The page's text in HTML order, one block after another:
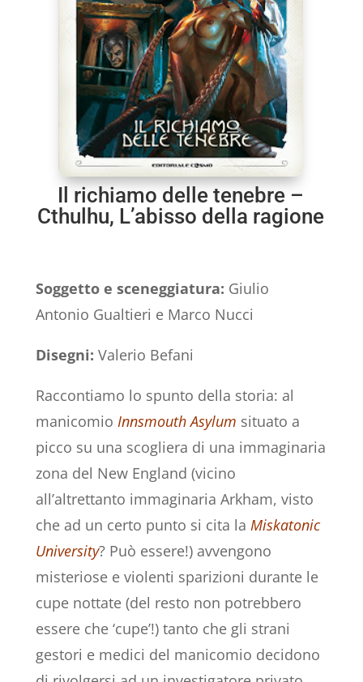
Il richiamo delle tenebre –
Cthulhu, L’abisso della ragione
Soggetto e sceneggiatura: Giulio
Antonio Gualtieri e Marco Nucci
Disegni: Valerio Befani
Raccontiamo lo spunto della storia: al
manicomio Innsmouth Asylum situato a
picco su una scogliera di una immaginaria
zona del New England (vicino
all’altrettanto immaginaria Arkham, visto
che ad un certo punto si cita la Miskatonic
University? Può essere!) avvengono
misteriose e violenti sparizioni durante le
cupe nottate (del resto non potrebbero
essere che ‘cupe’!) tanto che gli strani
gestori e medici del manicomio decidono